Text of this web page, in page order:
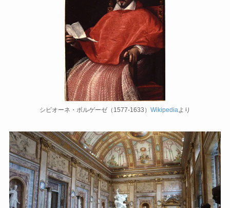
マルクス・エンゲルス著作と関連作品
マルクス・エンゲルスの生涯と思想背景
産業革命とイギリス・ヨーロッパ社会
ディストピア・SF小説から考える現代社会
三島由紀夫と日本文学
ロシアの偉大な作家プーシキン・ゴーゴリ
シピオーネ・ボルゲーゼ（1577-1633） Wikipediaより